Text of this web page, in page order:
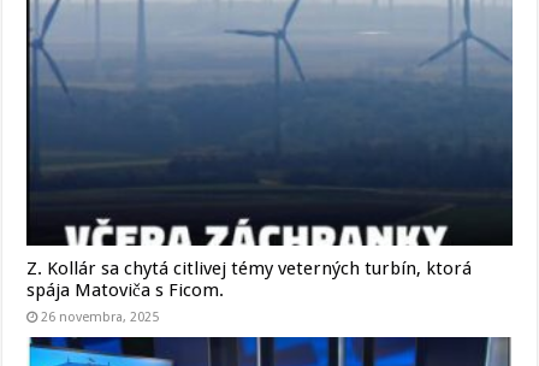
Z. Kollár sa chytá citlivej témy veterných turbín, ktorá
spája Matoviča s Ficom.
26 novembra, 2025